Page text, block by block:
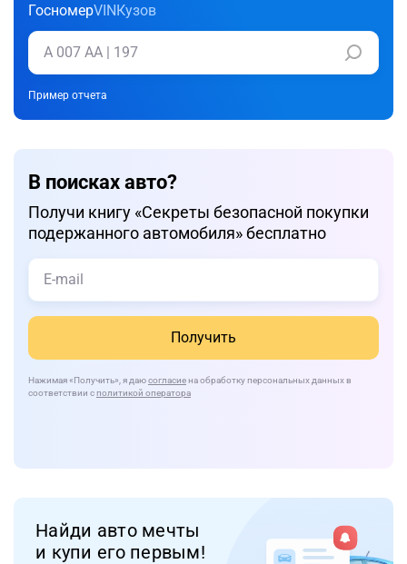
ГосномерVINКузов
Пример отчета
В поисках авто?
Получи книгу «Cекреты безопасной покупки
подержанного автомобиля» бесплатно
Получить
Нажимая «Получить» , я даюсогласиена обработку персональных данных в
соответствии сполитикой оператора
Найди авто мечты
и купи его первым!